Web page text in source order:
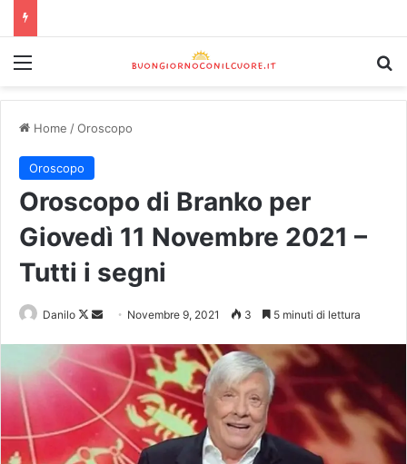
Home /Oroscopo
Oroscopo
Oroscopo di Branko per
Giovedì 11 Novembre 2021 –
Tutti i segni
Danilo Novembre 9, 2021 3 5 minuti di lettura